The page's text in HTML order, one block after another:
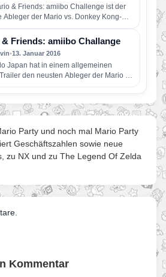
& Friends: amiibo Challenge ist der
Ableger der Mario vs. Donkey Kong-
kommt schon…
& Friends: amiibo Challange
•13. Januar 2016
Japan hat in einem allgemeinen
den neusten Ableger der Mario &
Kong Serie für…
Party und noch mal Mario Party
Geschäftszahlen sowie neue
zu NX und zu The Legend Of Zelda
Kommentar